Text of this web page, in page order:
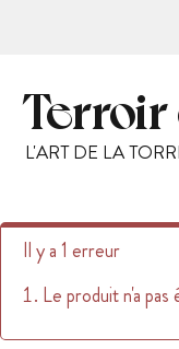
Terroir
L'ART DE LA
Il y a 1 erreur
Le produit n'a